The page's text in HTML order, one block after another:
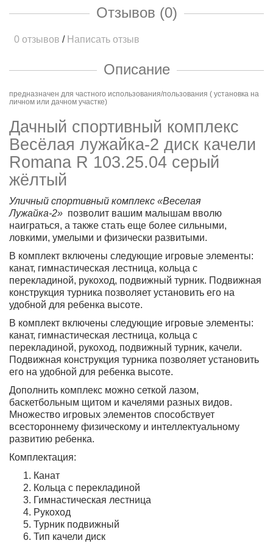
Отзывов (0)
0 отзывов / Написать отзыв
Описание
предназначен для частного использования/пользования ( установка на
личном или дачном участке)
Дачный спортивный комплекс
Весёлая лужайка-2 диск качели
Romana R 103.25.04 серый
жёлтый
Уличный спортивный комплекс «Веселая
Лужайка-2» позволит вашим малышам вволю
наиграться, а также стать еще более сильными,
ловкими, умелыми и физически развитыми.
В комплект включены следующие игровые элементы:
канат, гимнастическая лестница, кольца с
перекладиной, рукоход, подвижный турник. Подвижная
конструкция турника позволяет установить его на
удобной для ребенка высоте.
В комплект включены следующие игровые элементы:
канат, гимнастическая лестница, кольца с
перекладиной, рукоход, подвижный турник, качели.
Подвижная конструкция турника позволяет установить
его на удобной для ребенка высоте.
Дополнить комплекс можно сеткой лазом,
баскетбольным щитом и качелями разных видов.
Множество игровых элементов способствует
всестороннему физическому и интеллектуальному
развитию ребенка.
Комплектация:
Канат
Кольца с перекладиной
Гимнастическая лестница
Рукоход
Турник подвижный
Тип качели диск